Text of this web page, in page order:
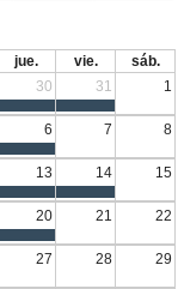
jue. vie.
sáb.
30 31 1
6 7 8
13 14 15
20 21 22
27 28 29